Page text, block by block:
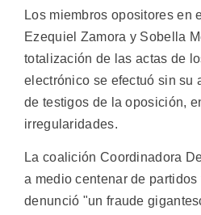
Los miembros opositores en
Ezequiel Zamora y Sobella
totalización de las actas de
electrónico se efectuó sin su
de testigos de la oposición,
irregularidades.
La coalición Coordinadora
a medio centenar de
denunció "un fraude